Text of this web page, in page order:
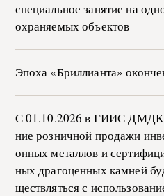
специальное занятие на
охраняемых объектов
Эпоха «Бриллианта»
С 01.10.2026 в ГИИС
ние роз­ни­ч­ной про­да­жи
он­ных ме­тал­лов и
ных дра­го­цен­ных ка­м­ней
ще­ств­лять­ся с